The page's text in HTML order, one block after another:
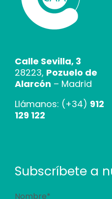
Calle Sevilla, 3
28223, Pozuelo de
Alarcón – Madrid
Llámanos: (+34) 912
129 122
Subscríbete a
Nombre*